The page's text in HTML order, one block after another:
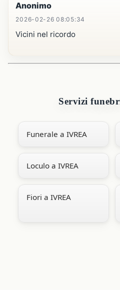
Anonimo
2026-02-26 08:05:34
Vicini nel ricordo
Servizi
Funerale a IVREA
Loculo a IVREA
Fiori a IVREA